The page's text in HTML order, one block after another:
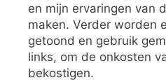
en mijn ervaringen van
maken. Verder worden
getoond en gebruik
links, om de onkosten
bekostigen.